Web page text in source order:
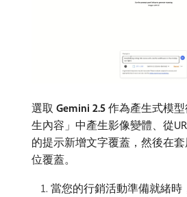
選取​ Gemini 2.5 作為產生式模
生內容」中產生影像變體、從
的提示新增文字覆蓋，然後在
位覆蓋。
當您的行銷活動準備就緒時